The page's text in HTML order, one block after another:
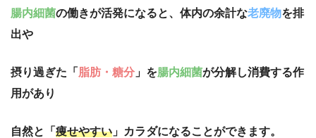
腸内細菌の働きが活発になると、体内の余計な老廃物を排
出や
摂り過ぎた「 脂肪・糖分 」を腸内細菌が分解し消費する作
用があり
自然と「 痩せやすい 」カラダになることができます。